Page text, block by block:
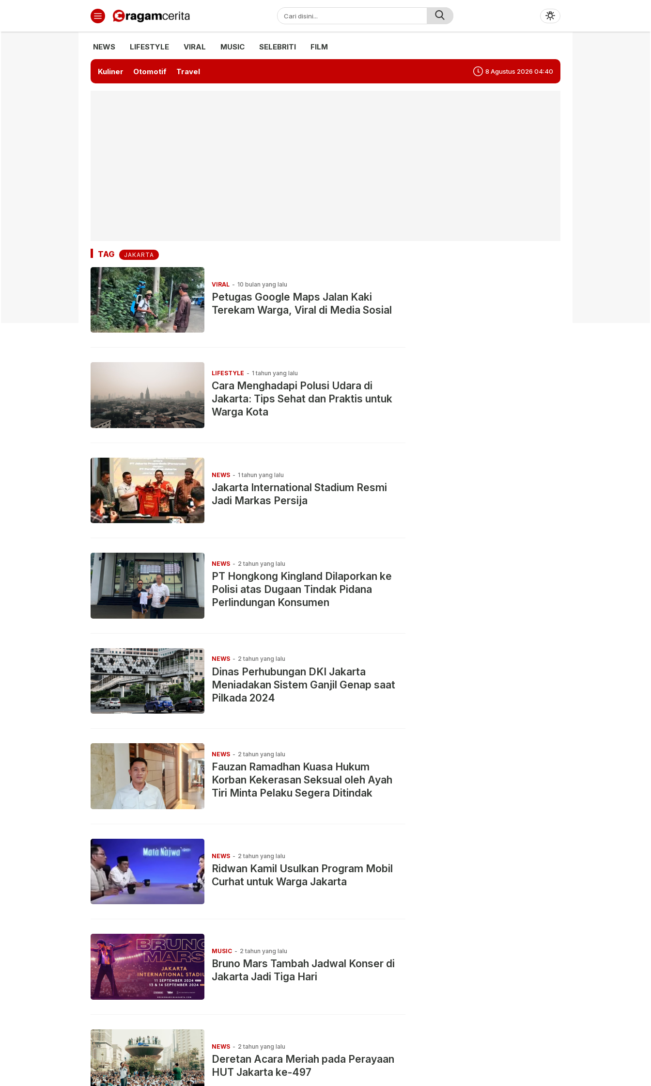
Ragamcerita.com
Informasi Terbaru dan Terkini
NEWS LIFESTYLE VIRAL MUSIC SELEBRITI FILM
Kuliner Otomotif Travel 8 Agustus 2026 04:40
TAG JAKARTA
VIRAL - 10 bulan yang lalu
Petugas Google Maps Jalan Kaki
Terekam Warga, Viral di Media Sosial
LIFESTYLE - 1 tahun yang lalu
Cara Menghadapi Polusi Udara di
Jakarta: Tips Sehat dan Praktis untuk
Warga Kota
NEWS - 1 tahun yang lalu
Jakarta International Stadium Resmi
Jadi Markas Persija
NEWS - 2 tahun yang lalu
PT Hongkong Kingland Dilaporkan ke
Polisi atas Dugaan Tindak Pidana
Perlindungan Konsumen
NEWS - 2 tahun yang lalu
Dinas Perhubungan DKI Jakarta
Meniadakan Sistem Ganjil Genap saat
Pilkada 2024
NEWS - 2 tahun yang lalu
Fauzan Ramadhan Kuasa Hukum
Korban Kekerasan Seksual oleh Ayah
Tiri Minta Pelaku Segera Ditindak
NEWS - 2 tahun yang lalu
Ridwan Kamil Usulkan Program Mobil
Curhat untuk Warga Jakarta
MUSIC - 2 tahun yang lalu
Bruno Mars Tambah Jadwal Konser di
Jakarta Jadi Tiga Hari
NEWS - 2 tahun yang lalu
Deretan Acara Meriah pada Perayaan
HUT Jakarta ke-497